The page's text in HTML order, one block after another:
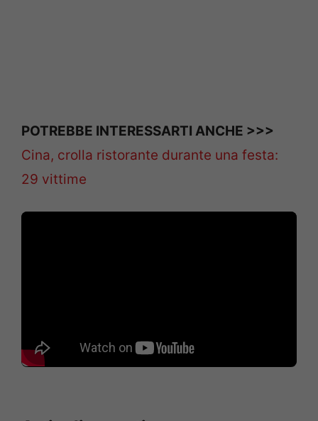
POTREBBE INTERESSARTI ANCHE >>>
Cina, crolla ristorante durante una festa:
29 vittime